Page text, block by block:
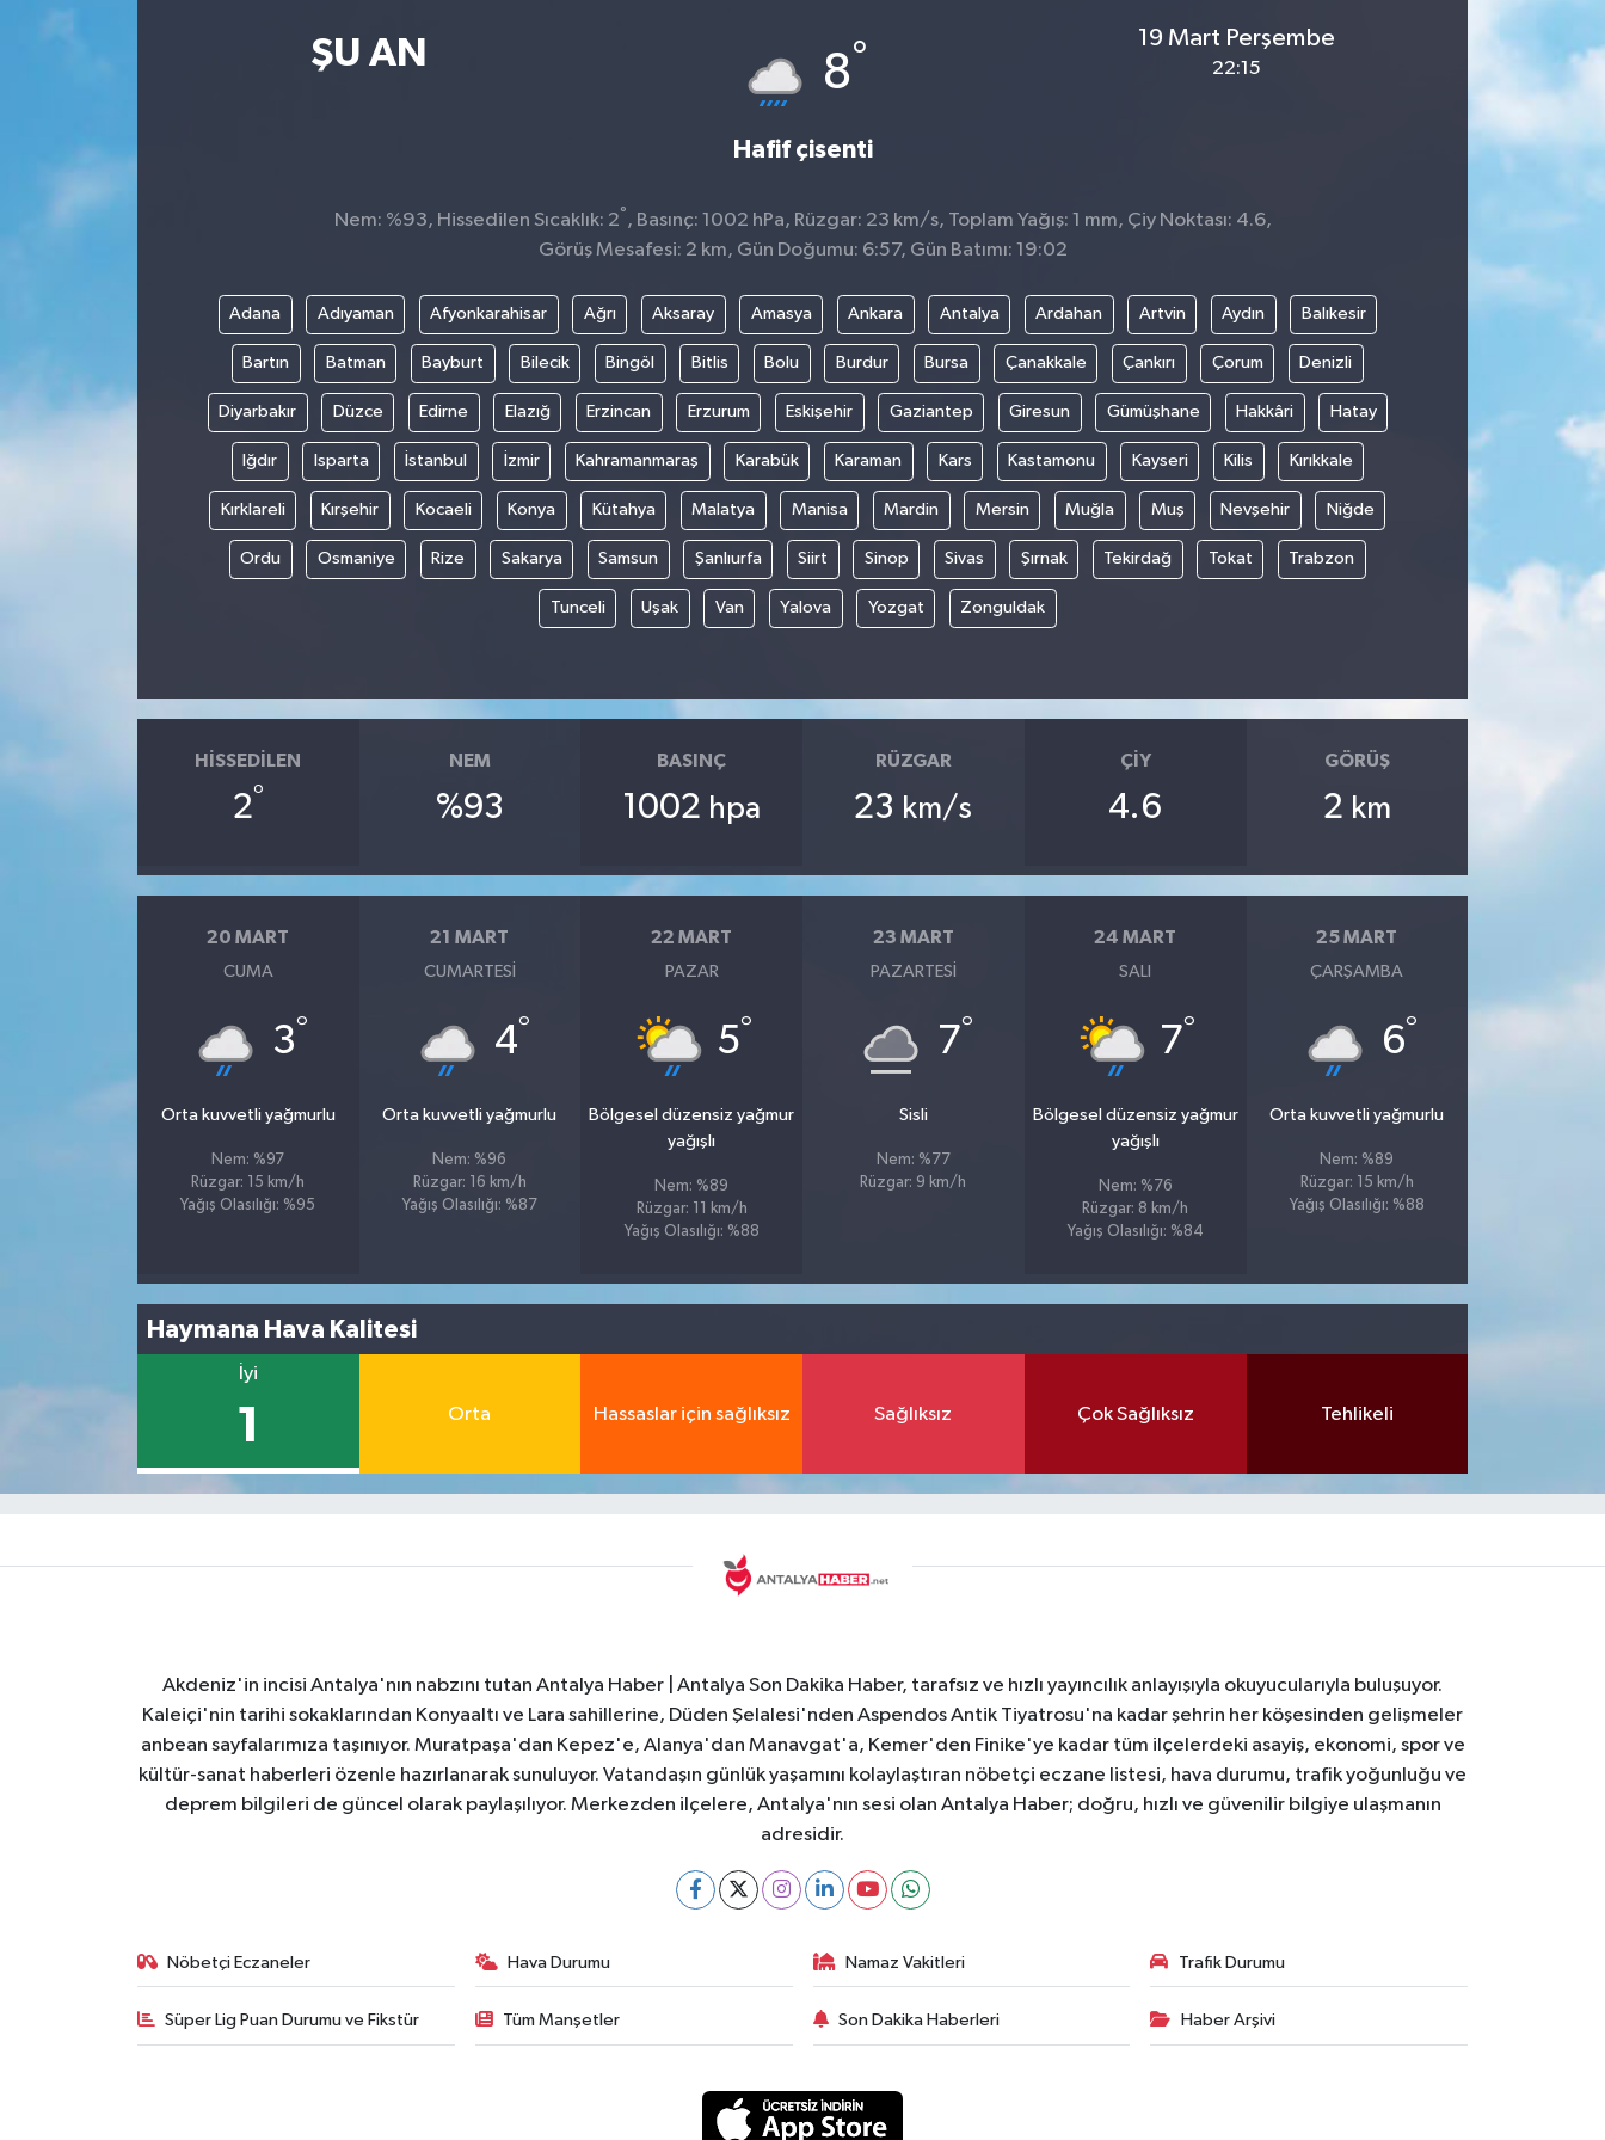
ŞU AN 8°
Hafif çisenti
19 Mart Perşembe
22:15
Nem: %93, Hissedilen Sıcaklık: 2° , Basınç: 1002 hPa, Rüzgar: 23 km/s, Toplam Yağış: 1 mm, Çiy Noktası: 4.6,
Görüş Mesafesi: 2 km, Gün Doğumu: 6:57, Gün Batımı: 19:02
Adana Adıyaman Afyonkarahisar Ağrı Aksaray Amasya Ankara Antalya Ardahan Artvin Aydın Balıkesir
Bartın Batman Bayburt Bilecik Bingöl Bitlis Bolu Burdur Bursa Çanakkale Çankırı Çorum Denizli
Diyarbakır Düzce Edirne Elazığ Erzincan Erzurum Eskişehir Gaziantep Giresun Gümüşhane Hakkâri Hatay
Iğdır Isparta İstanbul İzmir Kahramanmaraş Karabük Karaman Kars Kastamonu Kayseri Kilis Kırıkkale
Kırklareli Kırşehir Kocaeli Konya Kütahya Malatya Manisa Mardin Mersin Muğla Muş Nevşehir Niğde
Ordu Osmaniye Rize Sakarya Samsun Şanlıurfa Siirt Sinop Sivas Şırnak Tekirdağ Tokat Trabzon
Tunceli Uşak Van Yalova Yozgat Zonguldak
HISSEDILEN
2°
NEM
%93
BASINÇ
1002 hpa
RÜZGAR
23 km/s
ÇIY
4.6
GÖRÜŞ
2 km
20 MART
CUMA
3°
Orta kuvvetli yağmurlu
Nem: %97
Rüzgar: 15 km/h
Yağış Olasılığı: %95
21 MART
CUMARTESI
4°
Orta kuvvetli yağmurlu
Nem: %96
Rüzgar: 16 km/h
Yağış Olasılığı: %87
22 MART
PAZAR
5°
Bölgesel düzensiz yağmur
yağışlı
Nem: %89
Rüzgar: 11 km/h
Yağış Olasılığı: %88
23 MART
PAZARTESI
7°
Sisli
Nem: %77
Rüzgar: 9 km/h
24 MART
SALI
7°
Bölgesel düzensiz yağmur
yağışlı
Nem: %76
Rüzgar: 8 km/h
Yağış Olasılığı: %84
25 MART
ÇARŞAMBA
6°
Orta kuvvetli yağmurlu
Nem: %89
Rüzgar: 15 km/h
Yağış Olasılığı: %88
Haymana Hava Kalitesi
İyi
1 Orta Hassaslar için sağlıksız Sağlıksız Çok Sağlıksız Tehlikeli
Akdeniz'in incisi Antalya'nın nabzını tutan Antalya Haber | Antalya Son Dakika Haber, tarafsız ve hızlı yayıncılık anlayışıyla okuyucularıyla buluşuyor.
Kaleiçi'nin tarihi sokaklarından Konyaaltı ve Lara sahillerine, Düden Şelalesi'nden Aspendos Antik Tiyatrosu'na kadar şehrin her köşesinden gelişmeler
anbean sayfalarımıza taşınıyor. Muratpaşa'dan Kepez'e, Alanya'dan Manavgat'a, Kemer'den Finike'ye kadar tüm ilçelerdeki asayiş, ekonomi, spor ve
kültür-sanat haberleri özenle hazırlanarak sunuluyor. Vatandaşın günlük yaşamını kolaylaştıran nöbetçi eczane listesi, hava durumu, trafik yoğunluğu ve
deprem bilgileri de güncel olarak paylaşılıyor. Merkezden ilçelere, Antalya'nın sesi olan Antalya Haber; doğru, hızlı ve güvenilir bilgiye ulaşmanın
adresidir.
Nöbetçi Eczaneler Hava Durumu Namaz Vakitleri Trafik Durumu
Süper Lig Puan Durumu ve Fikstür Tüm Manşetler Son Dakika Haberleri Haber Arşivi
Turizm